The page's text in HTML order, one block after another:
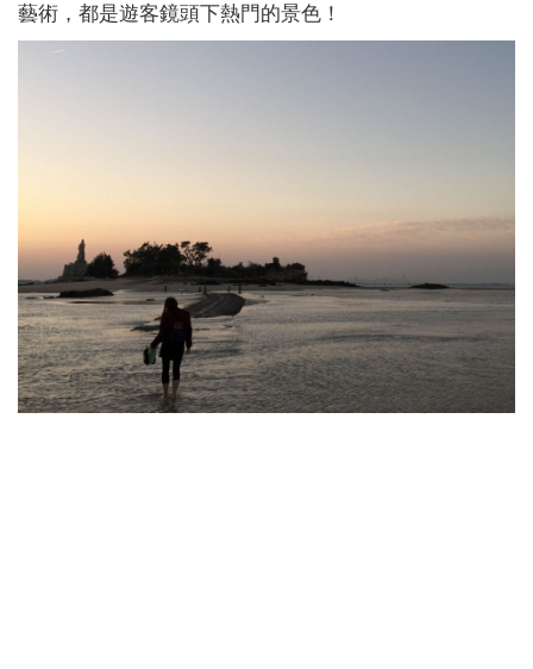
藝術，都是遊客鏡頭下熱門的景色！